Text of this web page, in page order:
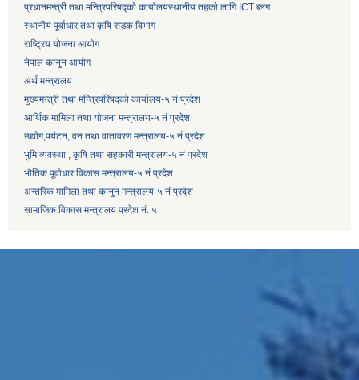
प्रधानमन्त्री तथा मन्त्रिपरिषद्को कार्यालयस्थानीय तहको लागि ICT ब्लग
स्थानीय पूर्वाधार तथा कृषि सडक विभाग
राष्ट्रिय योजना आयोग
नेपाल कानुन आयोग
अर्थ मन्त्रालय
मुख्यमन्त्री तथा मन्त्रिपरिषद्को कार्यालय-५ नं प्रदेश
आर्थिक मामिला तथा योजना मन्त्रालय-५ नं प्रदेश
उद्याेग,पर्यटन, वन तथा वातावरण मन्त्रालय-५ नं प्रदेश
भुमि व्यवस्था , कृषि तथा सहकारी मन्त्रालय-५ नं प्रदेश
भौतिक पूर्वाधार विकास मन्त्रालय-५ नं प्रदेश
अन्तरिक मामिला तथा कानुन मन्त्रालय-५ नं प्रदेश
सामाजिक विकास मन्त्रालय प्रदेश नं. ५